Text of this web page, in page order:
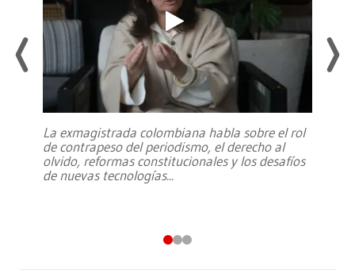
La exmagistrada colombiana habla sobre el rol
de contrapeso del periodismo, el derecho al
olvido, reformas constitucionales y los desafíos
de nuevas tecnologías...